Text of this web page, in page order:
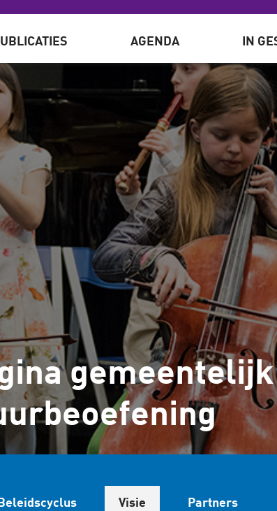
AGENDA IN
Beleidscyclus Visie Partners